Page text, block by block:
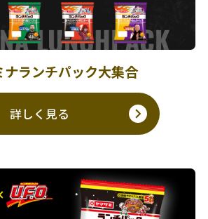
ナランチパック大集合
詳しく見る